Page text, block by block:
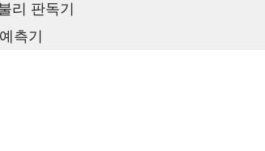
리 판독기
측기